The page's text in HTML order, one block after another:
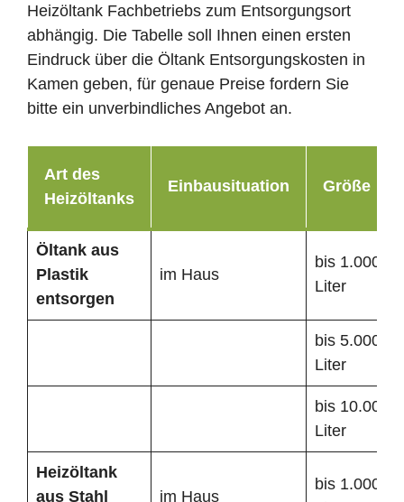
Heizöltank Fachbetriebs zum Entsorgungsort
abhängig. Die Tabelle soll Ihnen einen ersten
Eindruck über die Öltank Entsorgungskosten in
Kamen geben, für genaue Preise fordern Sie
bitte ein unverbindliches Angebot an.
Art des
Heizöltanks
Einbausituation Größe
Öltank aus
Plastik
entsorgen
im Haus
bis 1.000
Liter
bis 5.000
Liter
bis 10.000
Liter
Heizöltank
aus Stahl
im Haus
bis 1.000